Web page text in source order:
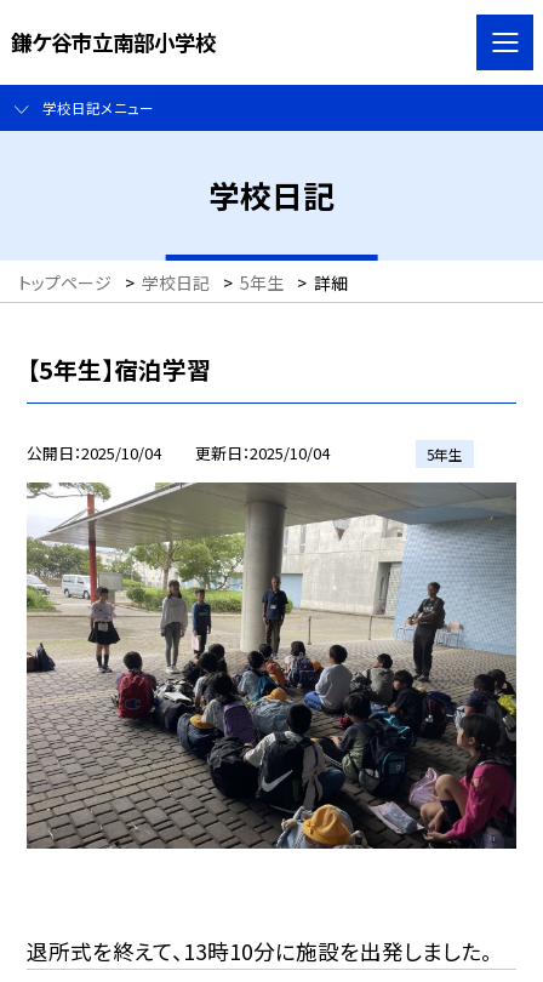
鎌ケ谷市立南部小学校
学校日記メニュー
学校日記
トップページ > 学校日記 > 5年生 > 詳細
【5年生】宿泊学習
公開日 2025/10/04 更新日 2025/10/04 5年生
退所式を終えて、13時10分に施設を出発しました。